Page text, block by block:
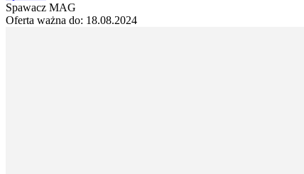
Spawacz MAG
Oferta ważna do: 18.08.2024